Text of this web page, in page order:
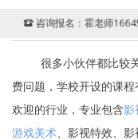
很多小伙伴都比较
费问题，学校开设的课程
欢迎的行业，专业包含影
游戏美术、影视特效、
뀰 咨询报名：霍老师